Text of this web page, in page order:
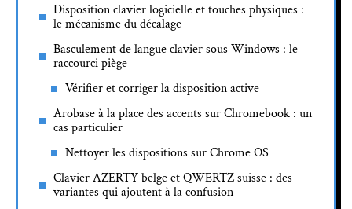
Disposition clavier logicielle et touches physiques :
le mécanisme du décalage
Basculement de langue clavier sous Windows : le
raccourci piège
Vérifier et corriger la disposition active
Arobase à la place des accents sur Chromebook : un
cas particulier
Nettoyer les dispositions sur Chrome OS
Clavier AZERTY belge et QWERTZ suisse : des
variantes qui ajoutent à la confusion